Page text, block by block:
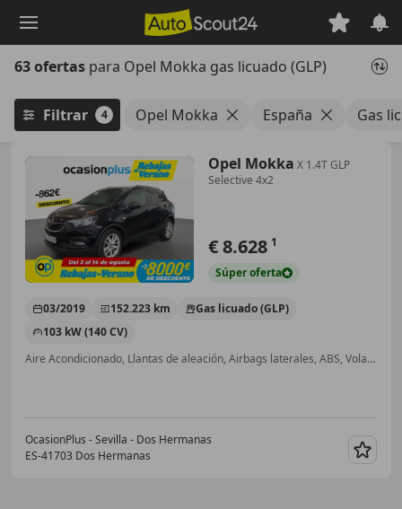
principal
63 ofertas para Opel Mokka gas licuado (GLP)
Filtrar 4 Opel Mokka España Gas
Opel Mokka X 1.4T GLP
Selective 4x2
€ 8.628 1
Súperoferta
03/2019 152.223 km
Gas licuado (GLP)
103 kW (140 CV)
Aire Acondicionado, Llantas de aleación, Airbags laterales, ABS, Volante multifunción, Start/Stop automático, Climatizador automático, Isofix
OcasionPlus - Sevilla - Dos Hermanas
ES-41703 Dos Hermanas